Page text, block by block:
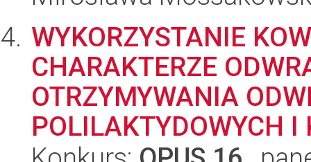
WYKORZYSTANIE
CHARAKTERZE
OTRZYMYWANIA
POLILAKTYDOWYCH I